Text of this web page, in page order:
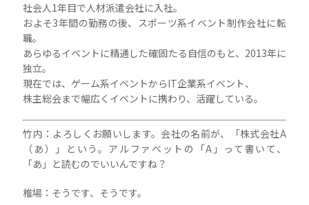
社会人1年目で人材派遣会社に入社。
およそ3年間の勤務の後、スポーツ系イベント制作会社に転
職。
あらゆるイベントに精通した確固たる自信のもと、2013年に
独立。
現在では、ゲーム系イベントからIT企業系イベント、
株主総会まで幅広くイベントに携わり、活躍している。
竹内：よろしくお願いします。会社の名前が、「株式会社A
（あ）」という。アルファベットの「A」って書いて、
「あ」と読むのでいいんですね？
椎場：そうです、そうです。